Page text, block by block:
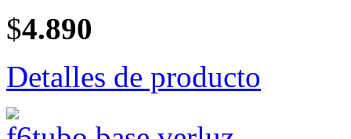
$4.890
Detalles de producto